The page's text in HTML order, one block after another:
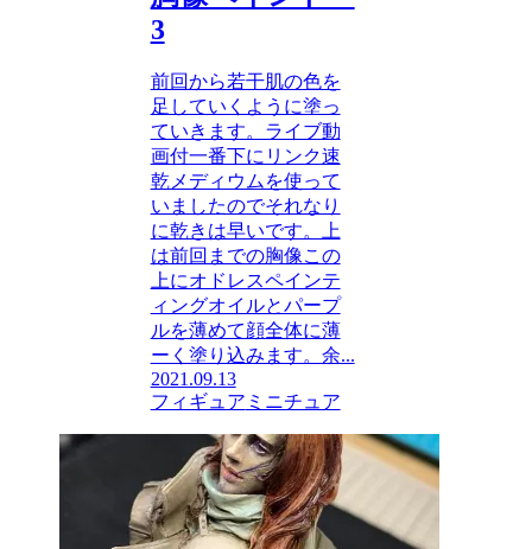
3
前回から若干肌の色を
足していくように塗っ
ていきます。ライブ動
画付一番下にリンク速
乾メディウムを使って
いましたのでそれなり
に乾きは早いです。上
は前回までの胸像この
上にオドレスペインテ
ィングオイルとパープ
ルを薄めて顔全体に薄
ーく塗り込みます。余...
2021.09.13
フィギュア ミニチュア